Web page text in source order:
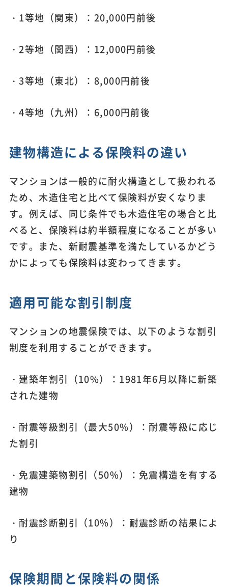
・1等地（関東）：20,000円前後
・2等地（関西）：12,000円前後
・3等地（東北）：8,000円前後
・4等地（九州）：6,000円前後
建物構造による保険料の違い
マンションは一般的に耐火構造として扱われる
ため、木造住宅と比べて保険料が安くなりま
す。例えば、同じ条件でも木造住宅の場合と比
べると、保険料は約半額程度になることが多い
です。また、新耐震基準を満たしているかどう
かによっても保険料は変わってきます。
適用可能な割引制度
マンションの地震保険では、以下のような割引
制度を利用することができます。
・建築年割引（10%）：1981年6月以降に新築
された建物
・耐震等級割引（最大50%）：耐震等級に応じ
た割引
・免震建築物割引（50%）：免震構造を有する
建物
・耐震診断割引（10%）：耐震診断の結果によ
り
保険期間と保険料の関係